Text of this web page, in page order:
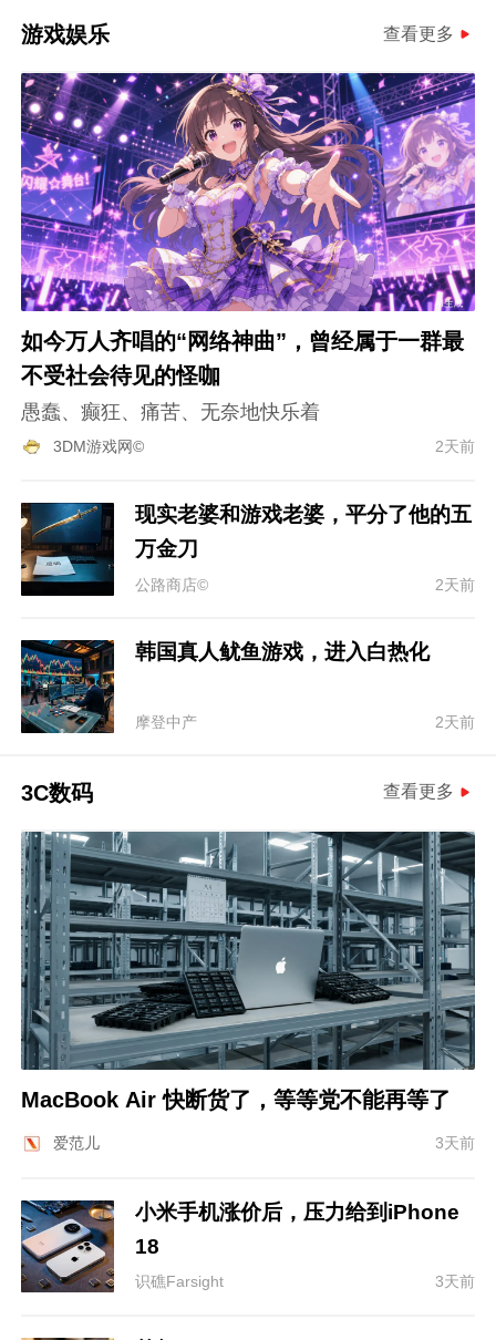
游戏娱乐 查看更多
如今万人齐唱的“网络神曲”，曾经属于一群最
不受社会待见的怪咖
愚蠢、癫狂、痛苦、无奈地快乐着
3DM游戏网© 2天前
现实老婆和游戏老婆，平分了他的五
万金刀
公路商店© 2天前
韩国真人鱿鱼游戏，进入白热化
摩登中产 2天前
3C数码 查看更多
MacBook Air 快断货了，等等党不能再等了
爱范儿 3天前
小米手机涨价后，压力给到iPhone
18
识礁Farsight 3天前